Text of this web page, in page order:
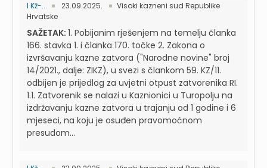
I Kž-... 23.09.2025.
Visoki kazneni sud Republike
Hrvatske
SAŽETAK: 1. Pobijanim rješenjem na temelju članka
166. stavka 1. i članka 170. točke 2. Zakona o
izvršavanju kazne zatvora ("Narodne novine" broj
14/2021., dalje: ZIKZ), u svezi s člankom 59. KZ/11.
odbijen je prijedlog za uvjetni otpust zatvorenika RI.
1.1. Zatvorenik se nalazi u Kaznionici u Turopolju na
izdržavanju kazne zatvora u trajanju od 1 godine i 6
mjeseci, na koju je osuđen pravomoćnom
presudom...